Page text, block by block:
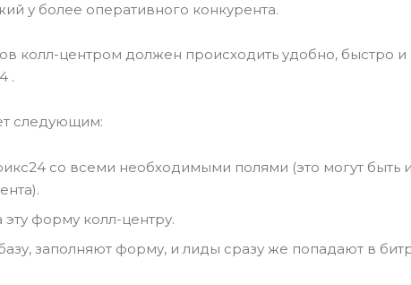
у более оперативного конкурента.
колл-центром должен происходить удобно,
.
следующим:
со всеми необходимыми полями (это могут
форму колл-центру.
заполняют форму, и лиды сразу же попадают в